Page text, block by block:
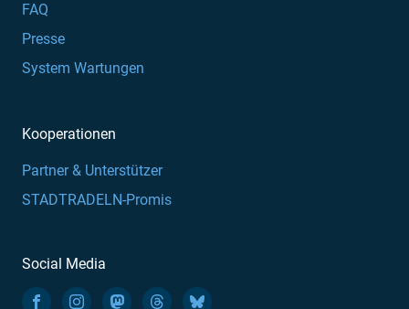
FAQ
Presse
System Wartungen
Kooperationen
Partner & Unterstützer
STADTRADELN-Promis
Social Media